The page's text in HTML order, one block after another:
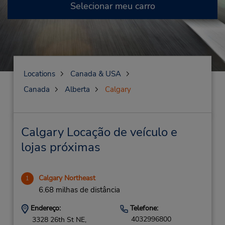
Selecionar meu carro
Locations
Canada & USA
Canada
Alberta Calgary
Calgary Locação de veículo e
lojas próximas
1 Calgary Northeast
6.68 milhas de distância
Endereço:
3328 26th St NE,
Telefone:
4032996800